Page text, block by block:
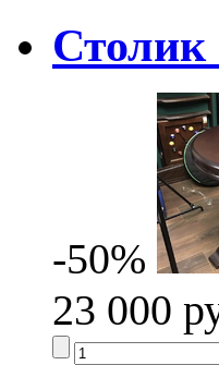
Столик
-50%
23 000